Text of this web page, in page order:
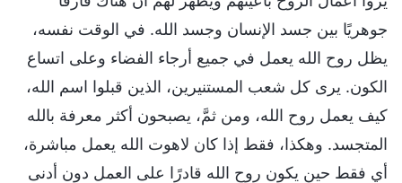
جوهريًا بين جسد الإنسان وجسد الله. في الوقت نفسه،
يظل روح الله يعمل في جميع أرجاء الفضاء وعلى اتساع
الكون. يرى كل شعب المستنيرين، الذين قبلوا اسم الله،
كيف يعمل روح الله، ومن ثمَّ، يصبحون أكثر معرفة بالله
المتجسد. وهكذا، فقط إذا كان لاهوت الله يعمل مباشرة،
أي فقط حين يكون روح الله قادرًا على العمل دون أدنى